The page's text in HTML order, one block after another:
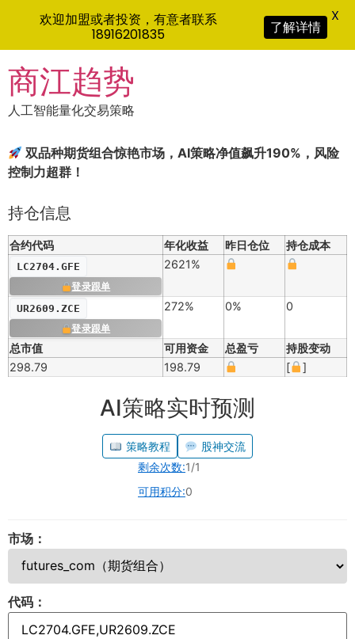
to
content
商江趋势
人工智能量化交易策略
双品种期货组合惊艳市场，AI策略净值飙升190%，风险
控制力超群！
持仓信息
合约代码 年化收益 昨日仓位 持仓成本
LC2704.GFE
登录跟单
2621%
UR2609.ZCE
登录跟单
272% 0% 0
总市值 可用资金 总盈亏
持股变动
298.79
198.79 [ ]
AI策略实时预测
策略教程
股神交流
剩余次数:1/1
可用积分:0
市场：
代码：
欢迎加盟或者投资，有意者联系
18916201835
了解详情
X